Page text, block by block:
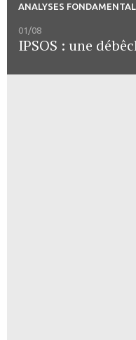
ANALYSES
01/08
IPSOS : une